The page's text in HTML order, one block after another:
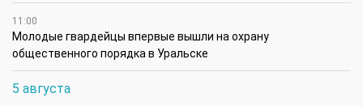
11:00
Молодые гвардейцы впервые вышли на охрану
общественного порядка в Уральске
5 августа